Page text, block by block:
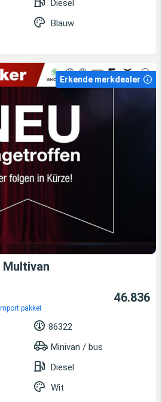
Diesel
Blauw
Erkende merkdealer
Multivan
pakket
46.836
86322
Minivan / bus
Diesel
Wit